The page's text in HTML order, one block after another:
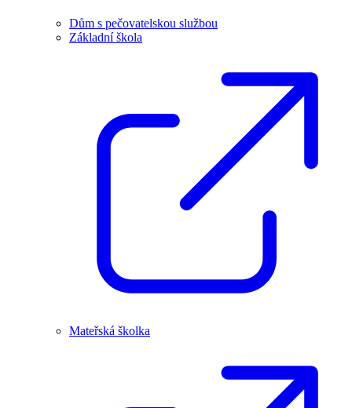
Dům s pečovatelskou službou
Základní škola
Mateřská školka